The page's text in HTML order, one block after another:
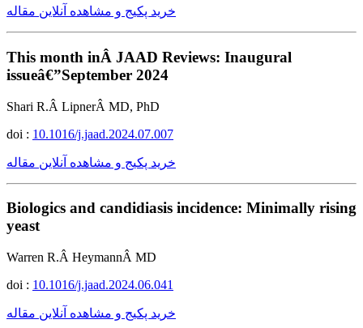
خرید پکیج و مشاهده آنلاین مقاله
This month inÂ JAAD Reviews: Inaugural
issueâ€”September 2024
Shari R.Â LipnerÂ MD, PhD
doi : 10.1016/j.jaad.2024.07.007
خرید پکیج و مشاهده آنلاین مقاله
Biologics and candidiasis incidence: Minimally rising
yeast
Warren R.Â HeymannÂ MD
doi : 10.1016/j.jaad.2024.06.041
خرید پکیج و مشاهده آنلاین مقاله